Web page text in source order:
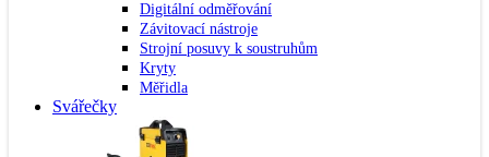
Digitální odměřování
Závitovací nástroje
Strojní posuvy k soustruhům
Kryty
Měřidla
Svářečky